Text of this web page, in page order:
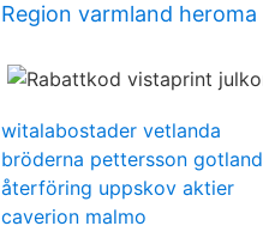
Region varmland heroma
witalabostader vetlanda
bröderna pettersson gotland
återföring uppskov aktier
caverion malmo